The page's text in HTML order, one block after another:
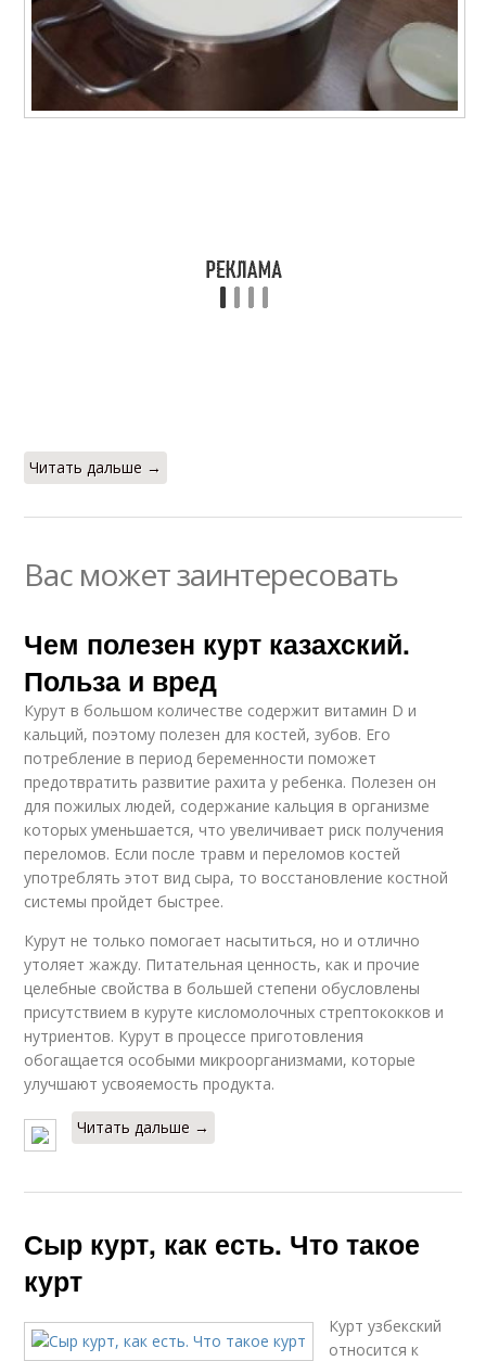
Читать дальше →
Вас может заинтересовать
Чем полезен курт казахский.
Польза и вред
Курут в большом количестве содержит витамин D и
кальций, поэтому полезен для костей, зубов. Его
потребление в период беременности поможет
предотвратить развитие рахита у ребенка. Полезен он
для пожилых людей, содержание кальция в организме
которых уменьшается, что увеличивает риск получения
переломов. Если после травм и переломов костей
употреблять этот вид сыра, то восстановление костной
системы пройдет быстрее.
Курут не только помогает насытиться, но и отлично
утоляет жажду. Питательная ценность, как и прочие
целебные свойства в большей степени обусловлены
присутствием в куруте кисломолочных стрептококков и
нутриентов. Курут в процессе приготовления
обогащается особыми микроорганизмами, которые
улучшают усвояемость продукта.
Читать дальше →
Сыр курт, как есть. Что такое
курт
Курт узбекский
относится к